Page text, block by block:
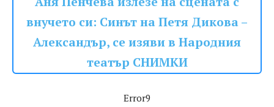
внучето си: Синът на Петя Дикова –
Александър, се изяви в Народния
театър СНИМКИ
Error9